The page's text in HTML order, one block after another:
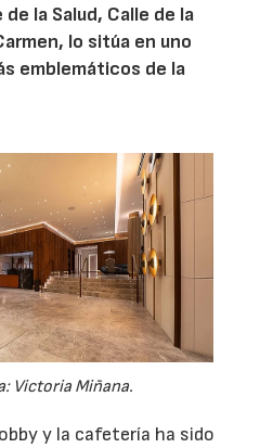
la Salud, Calle de la
lo sitúa en uno
emblemáticos de la
Victoria Miñana.
y la cafetería ha sido